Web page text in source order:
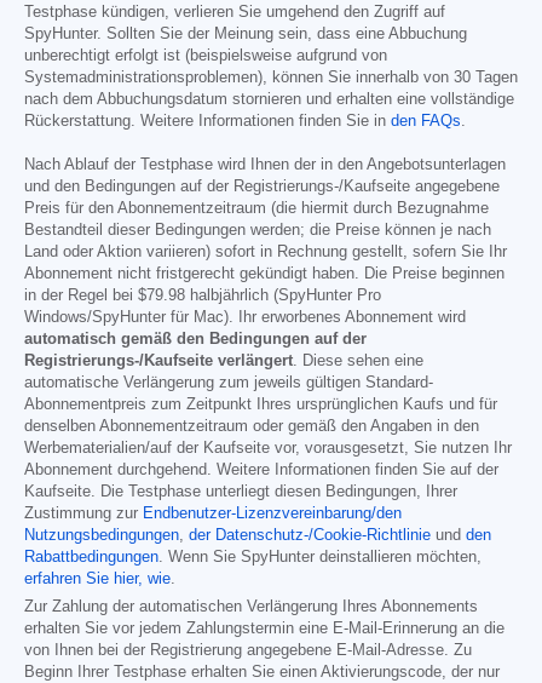
Testphase kündigen, verlieren Sie umgehend den Zugriff auf
SpyHunter. Sollten Sie der Meinung sein, dass eine Abbuchung
unberechtigt erfolgt ist (beispielsweise aufgrund von
Systemadministrationsproblemen), können Sie innerhalb von 30 Tagen
nach dem Abbuchungsdatum stornieren und erhalten eine vollständige
Rückerstattung. Weitere Informationen finden Sie in den FAQs.
Nach Ablauf der Testphase wird Ihnen der in den Angebotsunterlagen
und den Bedingungen auf der Registrierungs-/Kaufseite angegebene
Preis für den Abonnementzeitraum (die hiermit durch Bezugnahme
Bestandteil dieser Bedingungen werden; die Preise können je nach
Land oder Aktion variieren) sofort in Rechnung gestellt, sofern Sie Ihr
Abonnement nicht fristgerecht gekündigt haben. Die Preise beginnen
in der Regel bei $79.98 halbjährlich (SpyHunter Pro
Windows/SpyHunter für Mac). Ihr erworbenes Abonnement wird
automatisch gemäß den Bedingungen auf der
Registrierungs-/Kaufseite verlängert. Diese sehen eine
automatische Verlängerung zum jeweils gültigen Standard-
Abonnementpreis zum Zeitpunkt Ihres ursprünglichen Kaufs und für
denselben Abonnementzeitraum oder gemäß den Angaben in den
Werbematerialien/auf der Kaufseite vor, vorausgesetzt, Sie nutzen Ihr
Abonnement durchgehend. Weitere Informationen finden Sie auf der
Kaufseite. Die Testphase unterliegt diesen Bedingungen, Ihrer
Zustimmung zur Endbenutzer-Lizenzvereinbarung/den
Nutzungsbedingungen, der Datenschutz-/Cookie-Richtlinie und den
Rabattbedingungen. Wenn Sie SpyHunter deinstallieren möchten,
erfahren Sie hier, wie.
Zur Zahlung der automatischen Verlängerung Ihres Abonnements
erhalten Sie vor jedem Zahlungstermin eine E-Mail-Erinnerung an die
von Ihnen bei der Registrierung angegebene E-Mail-Adresse. Zu
Beginn Ihrer Testphase erhalten Sie einen Aktivierungscode, der nur